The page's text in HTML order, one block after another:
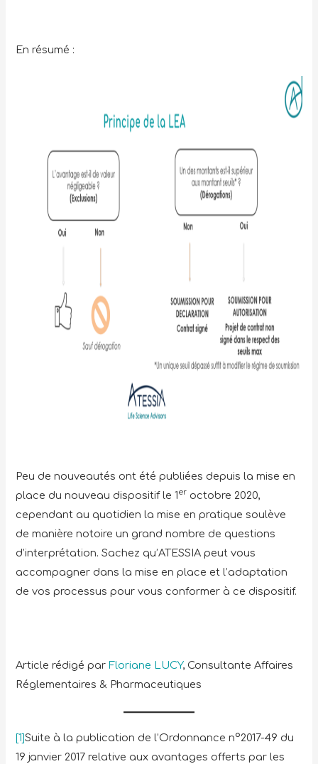
En résumé :
Peu de nouveautés ont été publiées depuis la mise en
place du nouveau dispositif le 1 er octobre 2020,
cependant au quotidien la mise en pratique soulève
de manière notoire un grand nombre de questions
d’interprétation. Sachez qu’ATESSIA peut vous
accompagner dans la mise en place et l’adaptation
de vos processus pour vous conformer à ce dispositif.
Article rédigé par Floriane LUCY, Consultante Affaires
Réglementaires & Pharmaceutiques
[1]Suite à la publication de l’Ordonnance n°2017-49 du
19 janvier 2017 relative aux avantages offerts par les